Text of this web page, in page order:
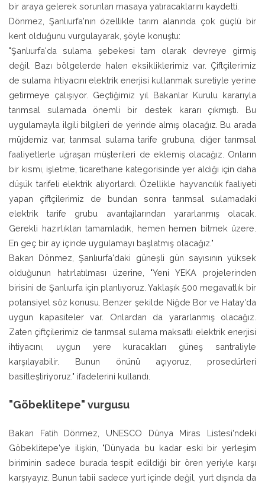
bir araya gelerek sorunları masaya yatıracaklarını kaydetti.
Dönmez, Şanlıurfa'nın özellikle tarım alanında çok güçlü bir
kent olduğunu vurgulayarak, şöyle konuştu:
"Şanlıurfa'da sulama şebekesi tam olarak devreye girmiş
değil. Bazı bölgelerde halen eksikliklerimiz var. Çiftçilerimiz
de sulama ihtiyacını elektrik enerjisi kullanmak suretiyle yerine
getirmeye çalışıyor. Geçtiğimiz yıl Bakanlar Kurulu kararıyla
tarımsal sulamada önemli bir destek kararı çıkmıştı. Bu
uygulamayla ilgili bilgileri de yerinde almış olacağız. Bu arada
müjdemiz var, tarımsal sulama tarife grubuna, diğer tarımsal
faaliyetlerle uğraşan müşterileri de eklemiş olacağız. Onların
bir kısmı, işletme, ticarethane kategorisinde yer aldığı için daha
düşük tarifeli elektrik alıyorlardı. Özellikle hayvancılık faaliyeti
yapan çiftçilerimiz de bundan sonra tarımsal sulamadaki
elektrik tarife grubu avantajlarından yararlanmış olacak.
Gerekli hazırlıkları tamamladık, hemen hemen bitmek üzere.
En geç bir ay içinde uygulamayı başlatmış olacağız."
Bakan Dönmez, Şanlıurfa'daki güneşli gün sayısının yüksek
olduğunun hatırlatılması üzerine, "Yeni YEKA projelerinden
birisini de Şanlıurfa için planlıyoruz. Yaklaşık 500 megavatlık bir
potansiyel söz konusu. Benzer şekilde Niğde Bor ve Hatay'da
uygun kapasiteler var. Onlardan da yararlanmış olacağız.
Zaten çiftçilerimiz de tarımsal sulama maksatlı elektrik enerjisi
ihtiyacını, uygun yere kuracakları güneş santraliyle
karşılayabilir. Bunun önünü açıyoruz, prosedürleri
basitleştiriyoruz." ifadelerini kullandı.
"Göbeklitepe" vurgusu
Bakan Fatih Dönmez, UNESCO Dünya Miras Listesi'ndeki
Göbeklitepe'ye ilişkin, "Dünyada bu kadar eski bir yerleşim
biriminin sadece burada tespit edildiği bir ören yeriyle karşı
karşıyayız. Bunun tabii sadece yurt içinde değil, yurt dışında da